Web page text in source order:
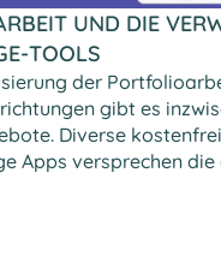
UND DIE
TOOLS
der
gibt es
Diverse
Apps versprechen die